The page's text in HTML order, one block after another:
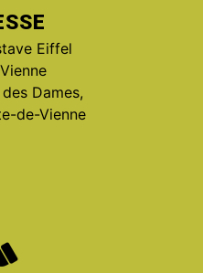
Eiffel
Dames,
de-Vienne